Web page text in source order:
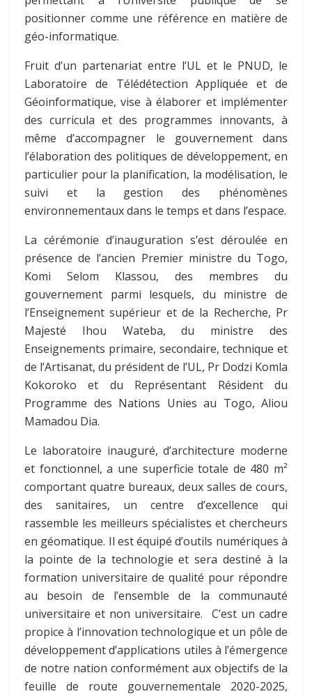
positionner comme une référence en matière de
géo-informatique.
Fruit d’un partenariat entre l’UL et le PNUD, le
Laboratoire de Télédétection Appliquée et de
Géoinformatique, vise à élaborer et implémenter
des curricula et des programmes innovants, à
même d’accompagner le gouvernement dans
l’élaboration des politiques de développement, en
particulier pour la planification, la modélisation, le
suivi et la gestion des phénomènes
environnementaux dans le temps et dans l’espace.
La cérémonie d’inauguration s’est déroulée en
présence de l’ancien Premier ministre du Togo,
Komi Selom Klassou, des membres du
gouvernement parmi lesquels, du ministre de
l’Enseignement supérieur et de la Recherche, Pr
Majesté Ihou Wateba, du ministre des
Enseignements primaire, secondaire, technique et
de l’Artisanat, du président de l’UL, Pr Dodzi Komla
Kokoroko et du Représentant Résident du
Programme des Nations Unies au Togo, Aliou
Mamadou Dia.
Le laboratoire inauguré, d’architecture moderne
et fonctionnel, a une superficie totale de 480 m²
comportant quatre bureaux, deux salles de cours,
des sanitaires, un centre d’excellence qui
rassemble les meilleurs spécialistes et chercheurs
en géomatique. Il est équipé d’outils numériques à
la pointe de la technologie et sera destiné à la
formation universitaire de qualité pour répondre
au besoin de l’ensemble de la communauté
universitaire et non universitaire. C’est un cadre
propice à l’innovation technologique et un pôle de
développement d’applications utiles à l’émergence
de notre nation conformément aux objectifs de la
feuille de route gouvernementale 2020-2025,